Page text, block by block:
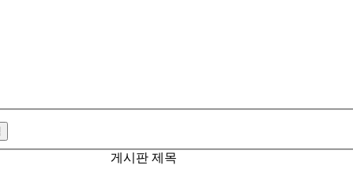
게시판 제목